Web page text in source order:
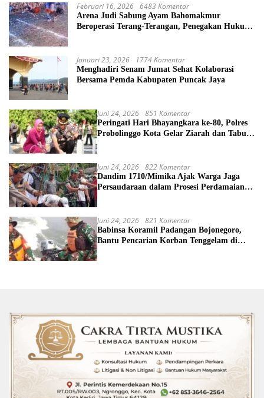
Februari 16, 2026 6483 Komentar
Arena Judi Sabung Ayam Bahomakmur
Beroperasi Terang-Terangan, Penegakan Hukum
Januari 23, 2026 1774 Komentar
Menghadiri Senam Jumat Sehat Kolaborasi
Bersama Pemda Kabupaten Puncak Jaya
Juni 24, 2026 851 Komentar
Peringati Hari Bhayangkara ke-80, Polres
Probolinggo Kota Gelar Ziarah dan Tabur
Juni 24, 2026 822 Komentar
Dandim 1710/Mimika Ajak Warga Jaga
Persaudaraan dalam Prosesi Perdamaian
Juni 24, 2026 821 Komentar
Babinsa Koramil Padangan Bojonegoro,
Bantu Pencarian Korban Tenggelam di